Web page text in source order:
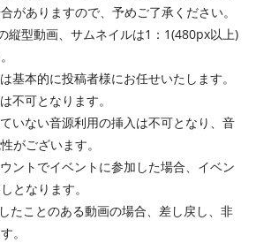
がありますので、予めご了承ください。
縦型動画、サムネイルは1：1(480px以上)
基本的に投稿者様にお任せいたします。
不可となります。
いない音源利用の挿入は不可となり、音
がございます。
ントでイベントに参加した場合、イベン
となります。
たことのある動画の場合、差し戻し、非
。